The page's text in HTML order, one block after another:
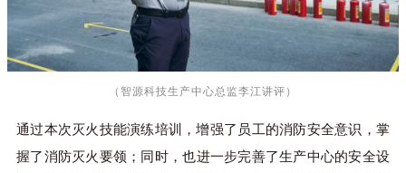
（智源科技生产中心总监李江讲评）
通过本次灭火技能演练培训，增强了员工的消防安全意识，掌
握了消防灭火要领；同时，也进一步完善了生产中心的安全设